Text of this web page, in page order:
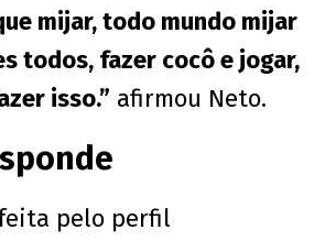
mijar, todo mundo mijar
todos, fazer cocô e jogar,
isso.” afirmou Neto.
pelo perfil